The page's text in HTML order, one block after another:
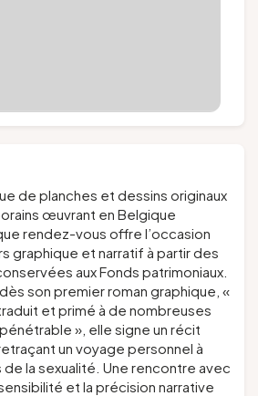
de planches et dessins originaux
œuvrant en Belgique
rendez-vous offre l’occasion
graphique et narratif à partir des
aux Fonds patrimoniaux.
son premier roman graphique, «
et primé à de nombreuses
», elle signe un récit
un voyage personnel à
la sexualité. Une rencontre avec
et la précision narrative